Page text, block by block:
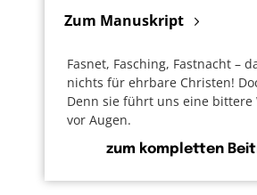
Zum Manuskript
Fasnet, Fasching, Fastnacht –
nichts für ehrbare Christen!
Denn sie führt uns eine bittere
vor Augen.
zum kompletten